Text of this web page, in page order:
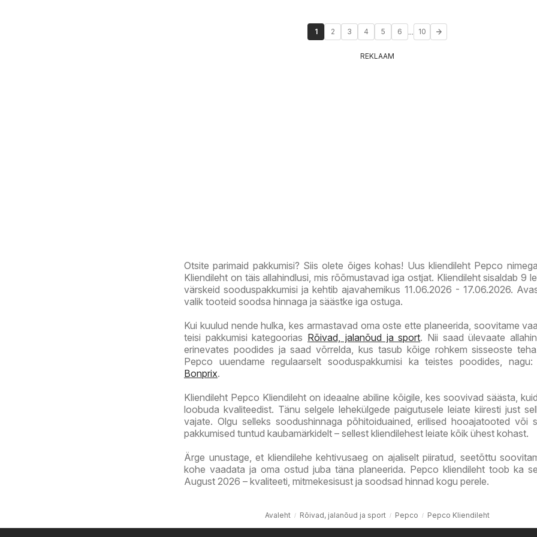
1 2 3 4 5 6 ... 10
REKLAAM
Otsite parimaid pakkumisi? Siis olete õiges kohas! Uus kliendileht Pepco
Kliendileht on täis allahindlusi, mis rõõmustavad iga ostjat. Kliendileht sisaldab 9
värskeid sooduspakkumisi ja kehtib ajavahemikus 11.06.2026 - 17.06.2026.
valik tooteid soodsa hinnaga ja säästke iga ostuga.
Kui kuulud nende hulka, kes armastavad oma oste ette planeerida, soovitame
teisi pakkumisi kategoorias Rõivad, jalanõud ja sport. Nii saad ülevaate
erinevates poodides ja saad võrrelda, kus tasub kõige rohkem sisseoste
Pepco uuendame regulaarselt sooduspakkumisi ka teistes poodides, nagu:
Bonprix.
Kliendileht Pepco Kliendileht on ideaalne abiline kõigile, kes soovivad säästa,
loobuda kvaliteedist. Tänu selgele lehekülgede paigutusele leiate kiiresti just
vajate. Olgu selleks soodushinnaga põhitoiduained, erilised hooajatooted või
pakkumised tuntud kaubamärkidelt – sellest kliendilehest leiate kõik ühest kohast.
Ärge unustage, et kliendilehe kehtivusaeg on ajaliselt piiratud, seetõttu
kohe vaadata ja oma ostud juba täna planeerida. Pepco kliendileht toob ka
August 2026 – kvaliteeti, mitmekesisust ja soodsad hinnad kogu perele.
Avaleht Rõivad, jalanõud ja sport Pepco Pepco Kliendileht